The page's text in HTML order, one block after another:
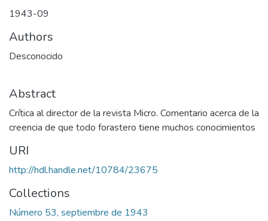
1943-09
Authors
Desconocido
Abstract
Crítica al director de la revista Micro. Comentario acerca de la
creencia de que todo forastero tiene muchos conocimientos
URI
http://hdl.handle.net/10784/23675
Collections
Número 53, septiembre de 1943